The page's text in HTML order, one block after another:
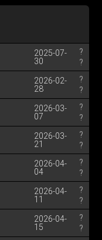
2025-07-
30
?
?
2026-02-
28
?
?
2026-03-
07
?
?
2026-03-
21
?
?
2026-04-
04
?
?
2026-04-
11
?
?
2026-04-
15
?
?